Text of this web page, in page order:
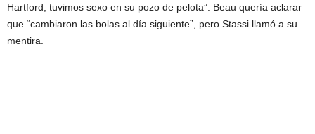
Hartford, tuvimos sexo en su pozo de pelota”. Beau quería aclarar
que “cambiaron las bolas al día siguiente”, pero Stassi llamó a su
mentira.